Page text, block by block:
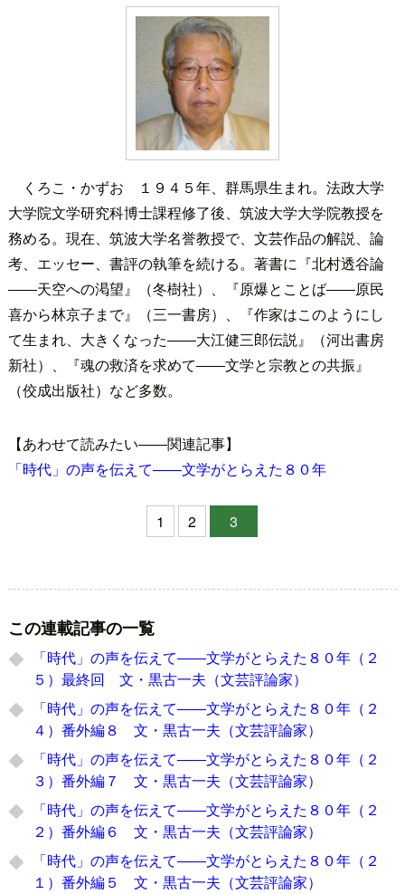
くろこ・かずお １９４５年、群馬県生まれ。法政大学
大学院文学研究科博士課程修了後、筑波大学大学院教授を
務める。現在、筑波大学名誉教授で、文芸作品の解説、論
考、エッセー、書評の執筆を続ける。著書に『北村透谷論
――天空への渇望』（冬樹社）、『原爆とことば――原民
喜から林京子まで』（三一書房）、『作家はこのようにし
て生まれ、大きくなった――大江健三郎伝説』（河出書房
新社）、『魂の救済を求めて――文学と宗教との共振』
（佼成出版社）など多数。
【あわせて読みたい――関連記事】
「時代」の声を伝えて――文学がとらえた８０年
1 2 3
この連載記事の一覧
「時代」の声を伝えて――文学がとらえた８０年（２
５）最終回 文・黒古一夫（文芸評論家）
「時代」の声を伝えて――文学がとらえた８０年（２
４）番外編８ 文・黒古一夫（文芸評論家）
「時代」の声を伝えて――文学がとらえた８０年（２
３）番外編７ 文・黒古一夫（文芸評論家）
「時代」の声を伝えて――文学がとらえた８０年（２
２）番外編６ 文・黒古一夫（文芸評論家）
「時代」の声を伝えて――文学がとらえた８０年（２
１）番外編５ 文・黒古一夫（文芸評論家）